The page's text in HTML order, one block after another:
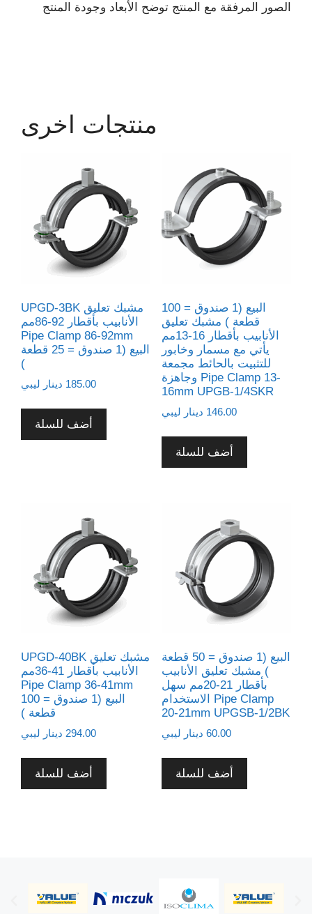
الصور المرفقة مع المنتج توضح الأبعاد وجودة المنتج
منتجات اخرى
UPGD-3BK مشبك تعليق
الأنابيب بأقطار 92-86مم
Pipe Clamp 86-92mm
البيع (1 صندوق = 25 قطعة
)
185.00 دينار ليبي
أضف للسلة
البيع (1 صندوق = 100
قطعة ) مشبك تعليق
الأنابيب بأقطار 16-13مم
يأتي مع مسمار وخابور
للتثبيت بالحائط مجمعة
وجاهزة Pipe Clamp 13-
16mm UPGB-1/4SKR
146.00 دينار ليبي
أضف للسلة
UPGD-40BK مشبك تعليق
الأنابيب بأقطار 41-36مم
Pipe Clamp 36-41mm
البيع (1 صندوق = 100
قطعة )
294.00 دينار ليبي
أضف للسلة
البيع (1 صندوق = 50 قطعة
) مشبك تعليق الأنابيب
بأقطار 21-20مم سهل
الاستخدام Pipe Clamp
20-21mm UPGSB-1/2BK
60.00 دينار ليبي
أضف للسلة